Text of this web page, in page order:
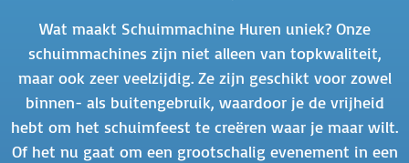
Wat maakt Schuimmachine Huren uniek? Onze
schuimmachines zijn niet alleen van topkwaliteit,
maar ook zeer veelzijdig. Ze zijn geschikt voor zowel
binnen- als buitengebruik, waardoor je de vrijheid
hebt om het schuimfeest te creëren waar je maar wilt.
Of het nu gaat om een grootschalig evenement in een